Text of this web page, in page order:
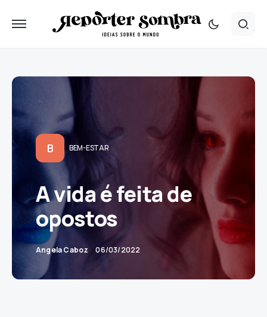
B BEM-ESTAR
A vida é feita de
opostos
Angela Caboz 06/03/2022